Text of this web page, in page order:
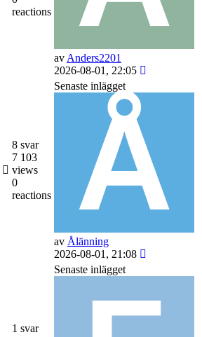
reactions
av Anders2201
2026-08-01, 22:05
8 svar
7 103
views
0
reactions
Senaste inlägget
av Ålänning
2026-08-01, 21:08
1 svar
Senaste inlägget